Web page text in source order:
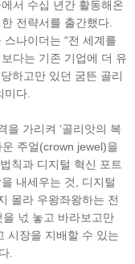
서 수십 년간 활동해온
전략서를 출간했다.
스나이더는 “전 세계를
다는 기존 기업에 더 유
하고만 있던 굼뜬 골리
다.
을 가리켜 ‘골리앗의 복
주얼(crown jewel)을
칙과 디지털 혁신 포트
내세우는 것, 디지털
몰라 우왕좌왕하는 전
넋 놓고 바라보고만
시장을 지배할 수 있는
.